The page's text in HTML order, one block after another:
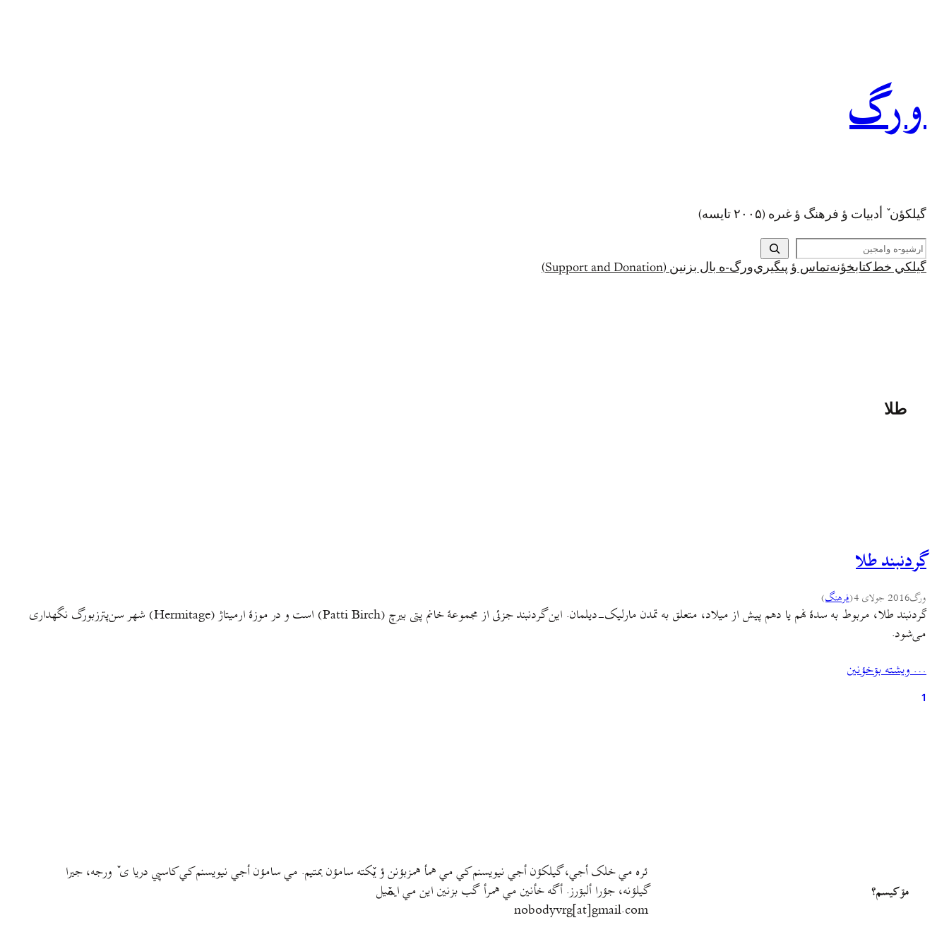
ورگ
گيلکؤن ٚ أدبیات ؤ فرهنگ ؤ غىره (۲۰۰۵ تايسه)
ج
س
تگيلکي خط کتابخؤنهتماس ؤ پىگيريورگ-ه بال بزنين (Support and Donation)
طلا
گردنبند طلا
ورگ2016 جولای 4 (فرهنگ)
گردنبند طلا، مربوط به سدهٔ نهم یا دهم پیش از میلاد، متعلق به تمدن مارلیک-دیلمان. این گردنبند جزئی از مجموعهٔ خانم پتی بیرچ (Patti Birch) است و در موزهٔ ارمیتاژ (Hermitage) شهر سن‌پترزبورگ نگهداری
می‌شود.
… ويشته بۊخؤنين
1
مۊ کيسم؟
ئره مي خلک أجي، گيلکؤن أجي نيويسنم کي مي همأ همزبؤنن ؤ يٚکته سامؤن بمتيم. مي سامؤن أجي نيويسنم کي کاسپي دريا ی ٚ ورجه، جيرا
گيلؤنه، جؤرا ألبۊرز. أگه خأنين مي همرأ گب بزنين اين مي ايمٚیل‌ ‌
nobodyvrg[at]gmail.com